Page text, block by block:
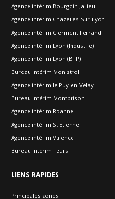
Agence intérim Bourgoin Jallieu
Agence intérim Chazelles-Sur-Lyon
Agence intérim Clermont Ferrand
Agence intérim Lyon (Industrie)
Agence intérim Lyon (BTP)
Bureau intérim Monistrol
Agence intérim le Puy-en-Velay
Bureau intérim Montbrison
Agence intérim Roanne
Agence intérim St Etienne
Agence intérim Valence
Bureau intérim Feurs
LIENS RAPIDES
Principales zones